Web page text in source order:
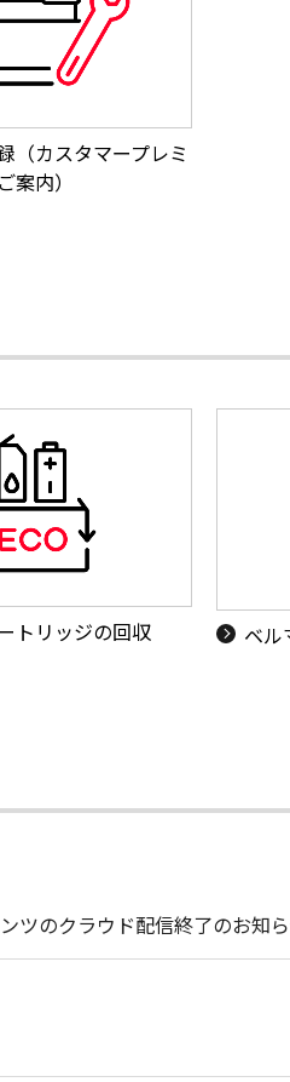
（カスタマープレミ
案内）
トリッジの回収 ベル
のクラウド配信終了のお知